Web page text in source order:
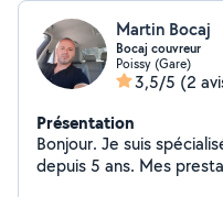
Martin Bocaj
Bocaj couvreur
Poissy (Gare)
3,5/5 (2
Présentation
Bonjour. Je suis
depuis 5 ans. Mes